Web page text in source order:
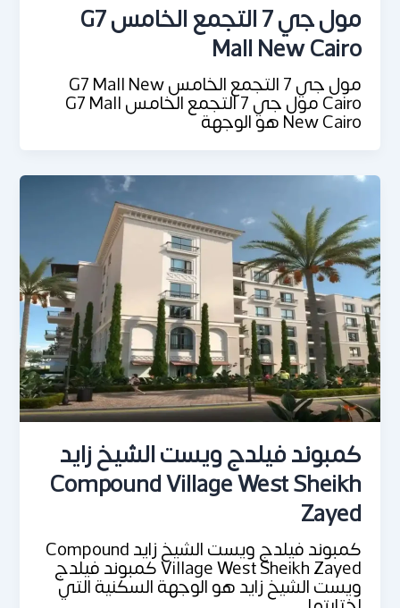
مول جي 7 التجمع الخامس G7
Mall New Cairo
مول جي 7 التجمع الخامس G7 Mall New
Cairo مول جي 7 التجمع الخامس G7 Mall
New Cairo هو الوجهة
كمبوند فيلدج ويست الشيخ زايد
Compound Village West Sheikh
Zayed
كمبوند فيلدج ويست الشيخ زايد Compound
Village West Sheikh Zayed كمبوند فيلدج
ويست الشيخ زايد هو الوجهة السكنية التي